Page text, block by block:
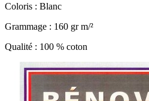
Coloris : Blanc
Grammage : 160 gr m/²
Qualité : 100 % coton